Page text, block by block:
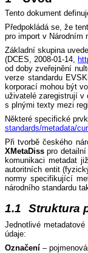
Tento dokument
Předpokládá se, že
pro import v Národním
Základní skupina
(DCES, 2008-01-14,
od doby zveřejnění
verze standardu
korporací mohou být
uživatelé zaregistrují v
s plnými texty mezi
Některé specifické
standards/metadata/
Při tvorbě českého
XMetaDiss pro detailní
komunikaci metadat
autoritních entit
normy specifikující
národního standardu
1.1 Struktura
Jednotlivé
údaje:
Označení –